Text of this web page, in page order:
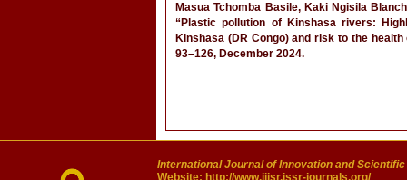
Masua Tchomba Basile, Kaki Ngisila
“Plastic pollution of Kinshasa rivers:
Kinshasa (DR Congo) and risk to the
93–126, December 2024.
International Journal of Innovation and
Website: http://www.ijisr.issr-journals.org/